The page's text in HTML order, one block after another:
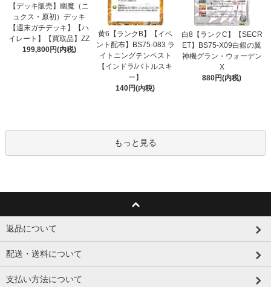
【デッキ販売】幽魔（ニ
ュクス・原初）デッキ
【週末ガチデッキ】【ハ
イレート】【買取品】ZZ
199,800円(内税)
黄6【ランクB】【イベ
ント配布】BS75-083 ラ
イトニングテンペスト
【インドラ/バトルスキ
ー】
140円(内税)
白8【ランクC】【SECR
ET】BS75-X09白銀の翼
神機グラン・ウォーデン
X
880円(内税)
もっと見る
返品について
配送・送料について
支払い方法について